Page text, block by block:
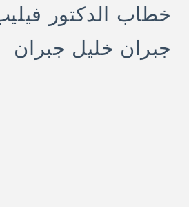
خطاب الدكتور
جبران خليل جبران